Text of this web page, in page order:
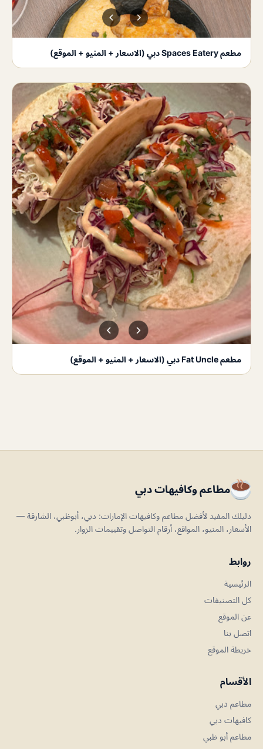
مطعم Spaces Eatery دبي (الاسعار + المنيو + الموقع)
مطعم Fat Uncle دبي (الاسعار + المنيو + الموقع)
مطاعم وكافيهات دبي
دليلك المفيد لأفضل مطاعم وكافيهات الإمارات: دبي، أبوظبي، الشارقة —
الأسعار، المنيو، المواقع، أرقام التواصل وتقييمات الزوار.
روابط
الرئيسية
كل التصنيفات
عن الموقع
اتصل بنا
خريطة الموقع
الأقسام
مطاعم دبي
كافيهات دبي
مطاعم أبو ظبي